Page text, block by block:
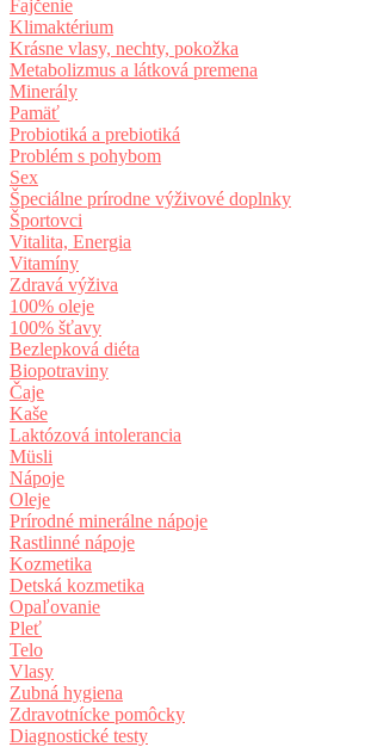
Fajčenie
Klimaktérium
Krásne vlasy, nechty, pokožka
Metabolizmus a látková premena
Minerály
Pamäť
Probiotiká a prebiotiká
Problém s pohybom
Sex
Špeciálne prírodne výživové doplnky
Športovci
Vitalita, Energia
Vitamíny
Zdravá výživa
100% oleje
100% šťavy
Bezlepková diéta
Biopotraviny
Čaje
Kaše
Laktózová intolerancia
Müsli
Nápoje
Oleje
Prírodné minerálne nápoje
Rastlinné nápoje
Kozmetika
Detská kozmetika
Opaľovanie
Pleť
Telo
Vlasy
Zubná hygiena
Zdravotnícke pomôcky
Diagnostické testy